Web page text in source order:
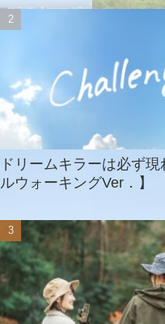
ドリームキラーは必ず
ルウォーキングVer．】